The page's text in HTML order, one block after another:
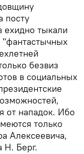
посту
ехидно тыкали
"фантастычных
безвиз
в социальных
от нападок. Ибо
только
Алексеевича,
Н. Берг.